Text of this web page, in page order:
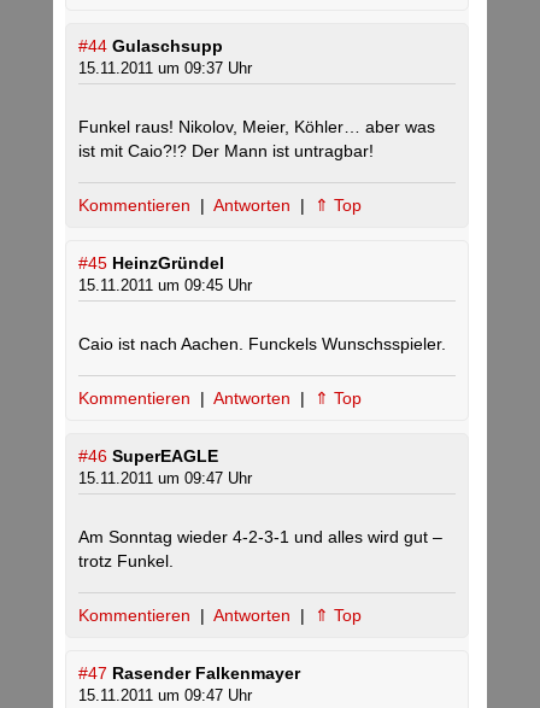
#44 Gulaschsupp
15.11.2011 um 09:37 Uhr
Funkel raus! Nikolov, Meier, Köhler… aber was
ist mit Caio?!? Der Mann ist untragbar!
Kommentieren | Antworten | ⇑ Top
#45 HeinzGründel
15.11.2011 um 09:45 Uhr
Caio ist nach Aachen. Funckels Wunschsspieler.
Kommentieren | Antworten | ⇑ Top
#46 SuperEAGLE
15.11.2011 um 09:47 Uhr
Am Sonntag wieder 4-2-3-1 und alles wird gut –
trotz Funkel.
Kommentieren | Antworten | ⇑ Top
#47 Rasender Falkenmayer
15.11.2011 um 09:47 Uhr